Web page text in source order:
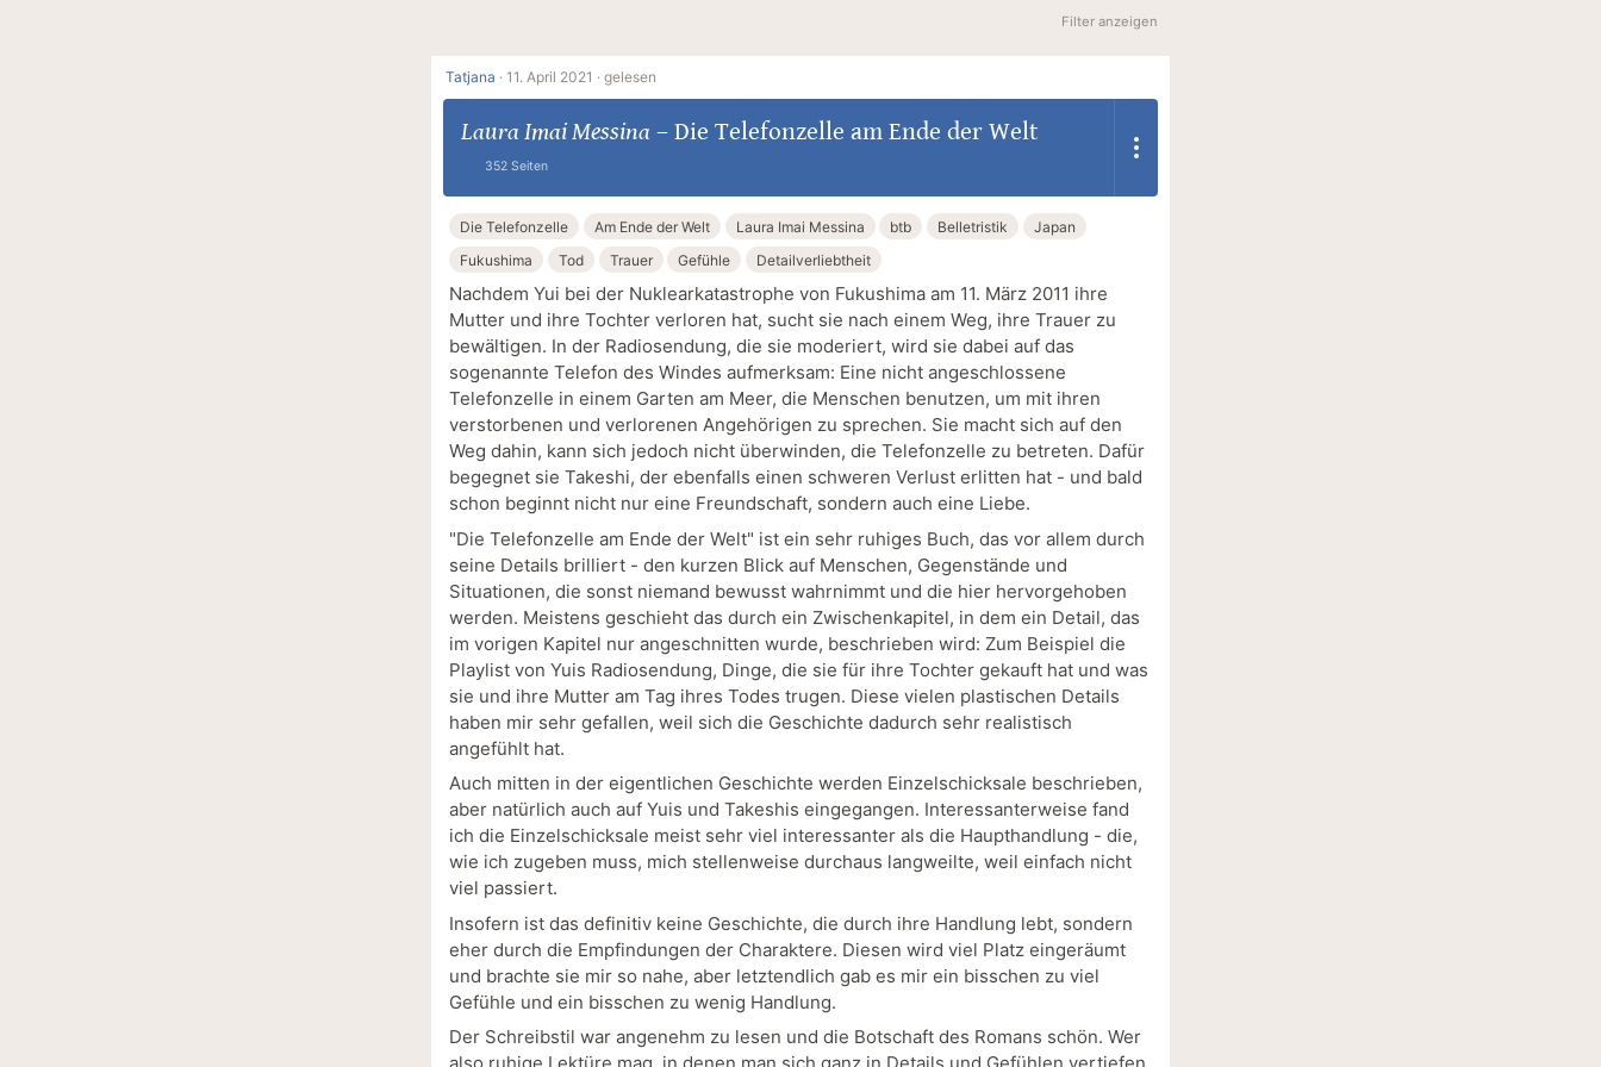
Filter anzeigen
Tatjana · 11. April 2021 · gelesen
Laura Imai Messina – Die Telefonzelle am Ende der Welt
352 Seiten
Die Telefonzelle Am Ende der Welt Laura Imai Messina btb Belletristik
Japan
Fukushima
Tod Trauer Gefühle Detailverliebtheit
Nachdem Yui bei der Nuklearkatastrophe von Fukushima am 11. März 2011 ihre
Mutter und ihre Tochter verloren hat, sucht sie nach einem Weg, ihre Trauer zu
bewältigen. In der Radiosendung, die sie moderiert, wird sie dabei auf das
sogenannte Telefon des Windes aufmerksam: Eine nicht angeschlossene
Telefonzelle in einem Garten am Meer, die Menschen benutzen, um mit ihren
verstorbenen und verlorenen Angehörigen zu sprechen. Sie macht sich auf den
Weg dahin, kann sich jedoch nicht überwinden, die Telefonzelle zu betreten. Dafür
begegnet sie Takeshi, der ebenfalls einen schweren Verlust erlitten hat - und bald
schon beginnt nicht nur eine Freundschaft, sondern auch eine Liebe.
"Die Telefonzelle am Ende der Welt" ist ein sehr ruhiges Buch, das vor allem durch
seine Details brilliert - den kurzen Blick auf Menschen, Gegenstände und
Situationen, die sonst niemand bewusst wahrnimmt und die hier hervorgehoben
werden. Meistens geschieht das durch ein Zwischenkapitel, in dem ein Detail, das
im vorigen Kapitel nur angeschnitten wurde, beschrieben wird: Zum Beispiel die
Playlist von Yuis Radiosendung, Dinge, die sie für ihre Tochter gekauft hat und was
sie und ihre Mutter am Tag ihres Todes trugen. Diese vielen plastischen Details
haben mir sehr gefallen, weil sich die Geschichte dadurch sehr realistisch
angefühlt hat.
Auch mitten in der eigentlichen Geschichte werden Einzelschicksale beschrieben,
aber natürlich auch auf Yuis und Takeshis eingegangen. Interessanterweise fand
ich die Einzelschicksale meist sehr viel interessanter als die Haupthandlung - die,
wie ich zugeben muss, mich stellenweise durchaus langweilte, weil einfach nicht
viel passiert.
Insofern ist das definitiv keine Geschichte, die durch ihre Handlung lebt, sondern
eher durch die Empfindungen der Charaktere. Diesen wird viel Platz eingeräumt
und brachte sie mir so nahe, aber letztendlich gab es mir ein bisschen zu viel
Gefühle und ein bisschen zu wenig Handlung.
Der Schreibstil war angenehm zu lesen und die Botschaft des Romans schön. Wer